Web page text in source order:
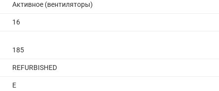
Активное (вентиляторы)
16
185
REFURBISHED
E